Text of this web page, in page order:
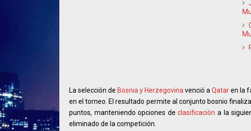
La selección de Bosnia y Herzegovina venció a Qataren la
en el torneo. El resultado permite al conjunto bosnio
puntos, manteniendo opciones declasificación a la
eliminado de la competición.